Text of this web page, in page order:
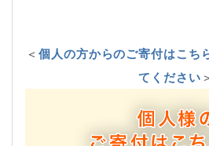
＜個人の方からのご寄付はこち
てください＞